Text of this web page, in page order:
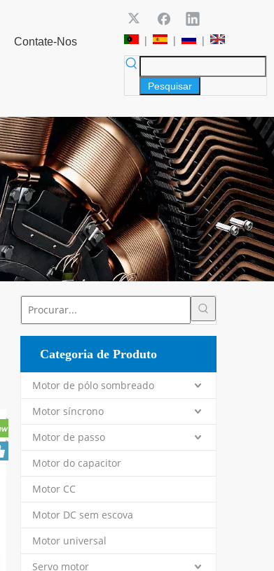
Contate-Nos | | |
Pesquisar
Categoria de Produto
Motor de pólo sombreado
Motor síncrono
Motor de passo
Motor do capacitor
Motor CC
Motor DC sem escova
Motor universal
Servo motor